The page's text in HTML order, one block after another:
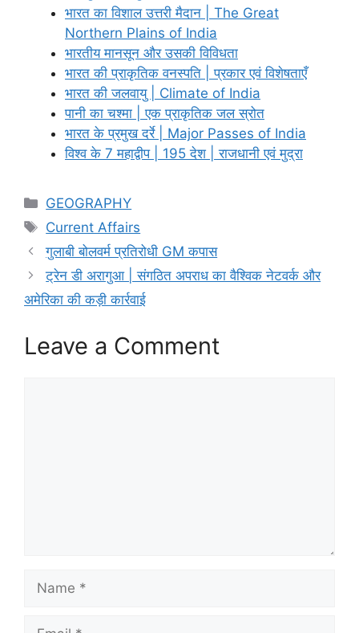
भारत का विशाल उत्तरी मैदान | The Great
Northern Plains of India
भारतीय मानसून और उसकी विविधता
भारत की प्राकृतिक वनस्पति | प्रकार एवं विशेषताएँ
भारत की जलवायु | Climate of India
पानी का चश्मा | एक प्राकृतिक जल स्रोत
भारत के प्रमुख दर्रे | Major Passes of India
विश्व के 7 महाद्वीप | 195 देश | राजधानी एवं मुद्रा
Categories
GEOGRAPHY
Tags
Current Affairs
गुलाबी बोलवर्म प्रतिरोधी GM कपास
ट्रेन डी अरागुआ | संगठित अपराध का वैश्विक नेटवर्क और
अमेरिका की कड़ी कार्रवाई
Leave a Comment